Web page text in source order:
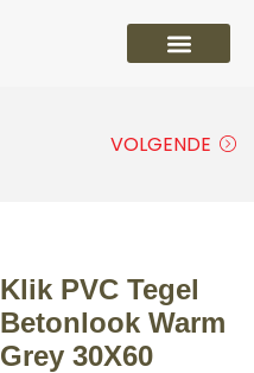
VOLGENDE
Klik PVC Tegel
Betonlook Warm
Grey 30X60